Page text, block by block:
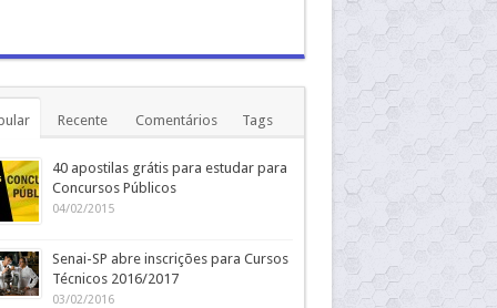
Recente Comentários Tags
40 apostilas grátis para estudar para
Concursos Públicos
04/02/2015
Senai-SP abre inscrições para Cursos
Técnicos 2016/2017
03/02/2016